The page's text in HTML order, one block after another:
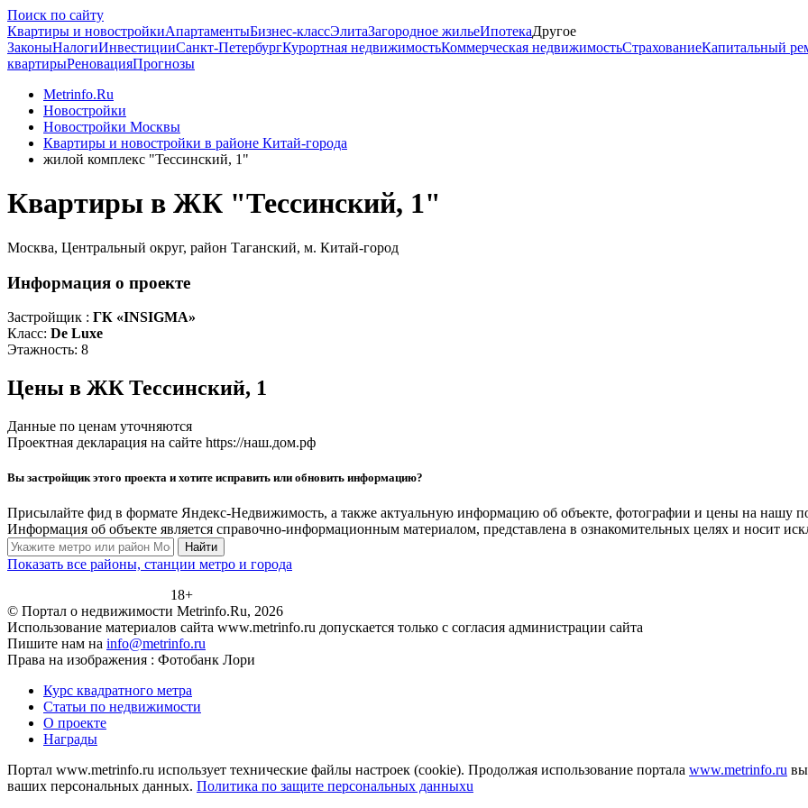
Поиск по сайту
Квартиры и новостройкиАпартаментыБизнес-классЭлитаЗагородное жильеИпотекаДругое
ЗаконыНалогиИнвестицииСанкт-ПетербургКурортная недвижимостьКоммерческая недвижимостьСтрахованиеКапитальный
квартирыРеновацияПрогнозы
Metrinfo.Ru
Новостройки
Новостройки Москвы
Квартиры и новостройки в районе Китай-города
жилой комплекс "Тессинский, 1"
Квартиры в ЖК "Тессинский, 1"
Москва, Центральный округ, район Таганский, м. Китай-город
Информация о проекте
Застройщик : ГК «INSIGMA»
Класс: De Luxe
Этажность: 8
Цены в ЖК Тессинский, 1
Данные по ценам уточняются
Проектная декларация на сайте https://наш.дом.рф
Вы застройщик этого проекта и хотите исправить или обновить информацию?
Присылайте фид в формате Яндекс-Недвижимость, а также актуальную информацию об объекте, фотографии и цены на нашу
Информация об объекте является справочно-информационным материалом, представлена в ознакомительных целях и носит
Найти
Показать все районы, станции метро и города
18+
© Портал о недвижимости Metrinfo.Ru, 2026
Использование материалов сайта www.metrinfo.ru допускается только с согласия администрации сайта
Пишите нам на info@metrinfo.ru
Права на изображения : Фотобанк Лори
Курс квадратного метра
Статьи по недвижимости
О проекте
Награды
Портал www.metrinfo.ru использует технические файлы настроек (cookie). Продолжая использование портала www.metrinfo.ru вы
ваших персональных данных. Политика по защите персональных данныхu